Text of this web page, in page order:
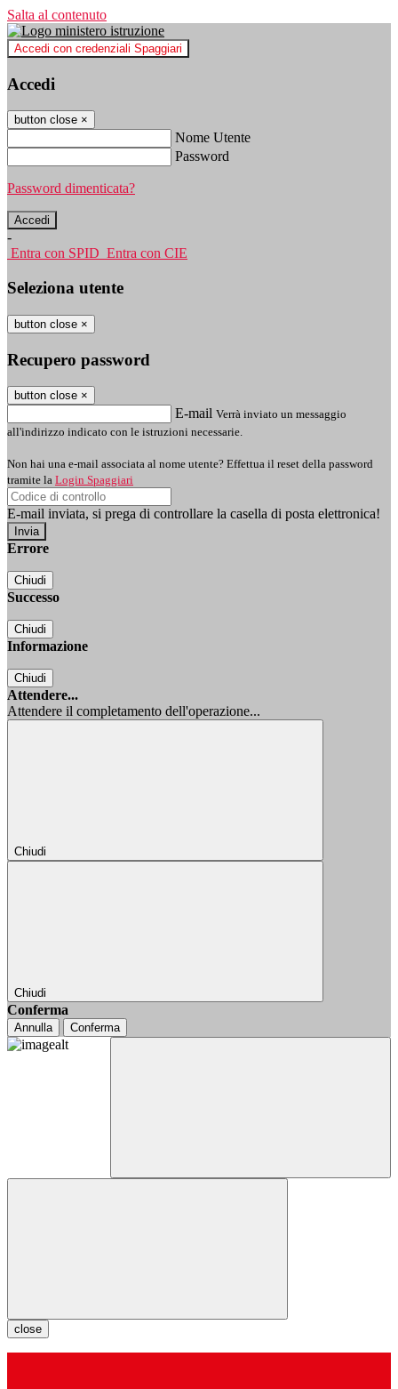
Salta al contenuto
Accedi con credenziali Spaggiari
Accedi
button close ×
Nome Utente
Password
Password dimenticata?
-
Entra con SPID Entra con CIE
Seleziona utente
button close ×
Recupero password
button close ×
E-mail Verrà inviato un messaggio
all'indirizzo indicato con le istruzioni necessarie.
Non hai una e-mail associata al nome utente? Effettua il reset della password
tramite la Login Spaggiari
E-mail inviata, si prega di controllare la casella di posta elettronica!
Errore
Chiudi
Successo
Chiudi
Informazione
Chiudi
Attendere...
Attendere il completamento dell'operazione...
Chiudi
Chiudi
Conferma
Annulla Conferma
close